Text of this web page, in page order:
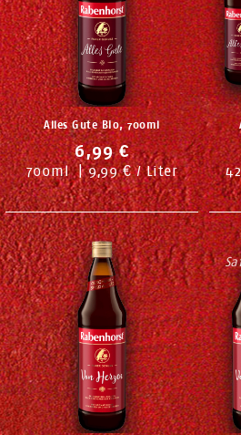
Alles Gute Bio, 700ml
6,99 €
700 ml | 9,99 € / Liter